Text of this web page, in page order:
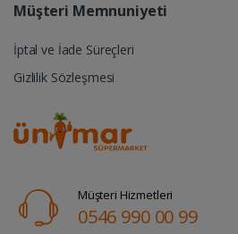
Müşteri Memnuniyeti
İptal ve İade Süreçleri
Gizlilik Sözleşmesi
Müşteri Hizmetleri
0546 990 00 99